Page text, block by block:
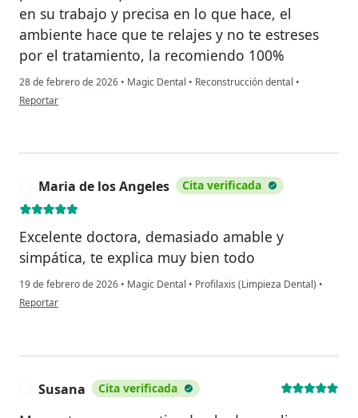
en su trabajo y precisa en lo que hace, el
ambiente hace que te relajes y no te estreses
por el tratamiento, la recomiendo 100%
28 de febrero de 2026 • Magic Dental • Reconstrucción dental •
en opinión del usuario Elizabeth V
Reportar
Maria de los Angeles Cita verificada
Excelente doctora, demasiado amable y
simpática, te explica muy bien todo
19 de febrero de 2026 • Magic Dental • Profilaxis (Limpieza Dental) •
en opinión del usuario Maria de los Angeles
Reportar
Susana Cita verificada